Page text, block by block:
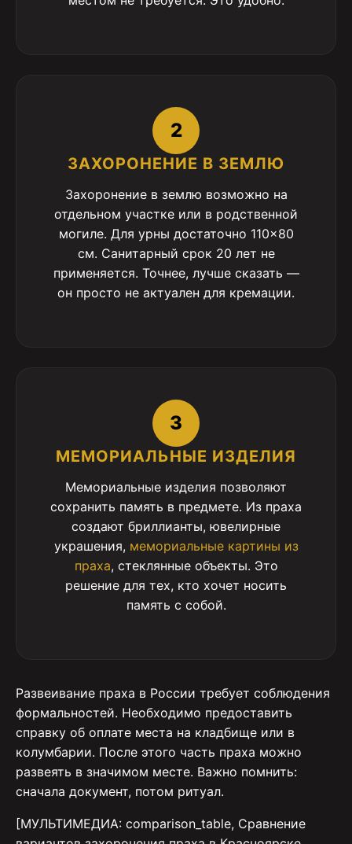
2
ЗАХОРОНЕНИЕ В ЗЕМЛЮ
Захоронение в землю возможно на
отдельном участке или в родственной
могиле. Для урны достаточно 110×80
см. Санитарный срок 20 лет не
применяется. Точнее, лучше сказать —
он просто не актуален для кремации.
3
МЕМОРИАЛЬНЫЕ ИЗДЕЛИЯ
Мемориальные изделия позволяют
сохранить память в предмете. Из праха
создают бриллианты, ювелирные
украшения, мемориальные картины из
праха, стеклянные объекты. Это
решение для тех, кто хочет носить
память с собой.
Развеивание праха в России требует соблюдения
формальностей. Необходимо предоставить
справку об оплате места на кладбище или в
колумбарии. После этого часть праха можно
развеять в значимом месте. Важно помнить:
сначала документ, потом ритуал.
[МУЛЬТИМЕДИА: comparison_table, Сравнение